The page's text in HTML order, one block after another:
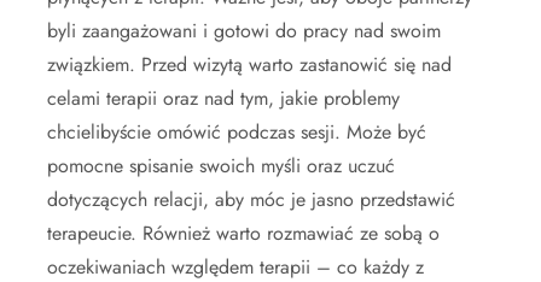
byli zaangażowani i gotowi do pracy nad swoim
związkiem. Przed wizytą warto zastanowić się nad
celami terapii oraz nad tym, jakie problemy
chcielibyście omówić podczas sesji. Może być
pomocne spisanie swoich myśli oraz uczuć
dotyczących relacji, aby móc je jasno przedstawić
terapeucie. Również warto rozmawiać ze sobą o
oczekiwaniach względem terapii – co każdy z